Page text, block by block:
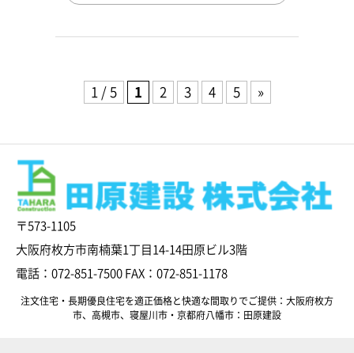
1 / 5 1 2 3 4 5 »
〒573-1105
大阪府枚方市南楠葉1丁目14-14田原ビル3階
電話：072-851-7500 FAX：072-851-1178
注文住宅・長期優良住宅を適正価格と快適な間取りでご提供：大阪府枚方
市、高槻市、寝屋川市・京都府八幡市：田原建設